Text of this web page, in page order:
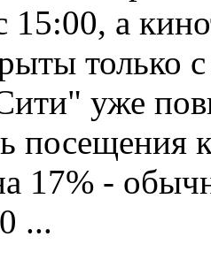
15:00, а
только
уже
посещения
17% -
...